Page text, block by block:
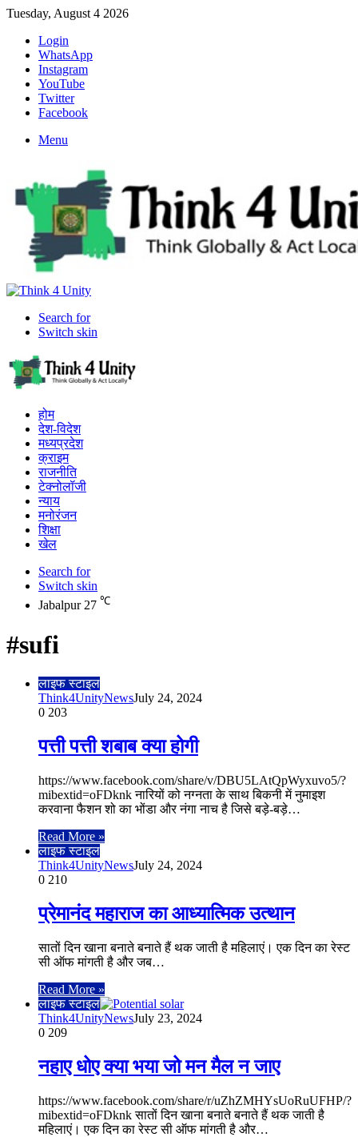
Tuesday, August 4 2026
Login
WhatsApp
Instagram
YouTube
Twitter
Facebook
Menu
Search for
Switch skin
होम
देश-विदेश
मध्यप्रदेश
क्राइम
राजनीति
टेक्नोलॉजी
न्याय
मनोरंजन
शिक्षा
खेल
Search for
Switch skin
Jabalpur 27 ℃
#sufi
लाइफ स्टाइल
Think4UnityNewsJuly 24, 2024
0 203
पत्ती पत्ती शबाब क्या होगी
https://www.facebook.com/share/v/DBU5LAtQpWyxuvo5/?
mibextid=oFDknk नारियों को नग्नता के साथ बिकनी में नुमाइश
करवाना फैशन शो का भोंडा और नंगा नाच है जिसे बड़े-बड़े…
Read More »
लाइफ स्टाइल
Think4UnityNewsJuly 24, 2024
0 210
प्रेमानंद महाराज का आध्यात्मिक उत्थान
सातों दिन खाना बनाते बनाते हैं थक जाती है महिलाएं। एक दिन का रेस्ट
सी ऑफ मांगती है और जब…
Read More »
लाइफ स्टाइल
Think4UnityNewsJuly 23, 2024
0 209
नहाए धोए क्या भया जो मन मैल न जाए
https://www.facebook.com/share/r/uZhZMHYsUoRuUFHP/?
mibextid=oFDknk सातों दिन खाना बनाते बनाते हैं थक जाती है
महिलाएं। एक दिन का रेस्ट सी ऑफ मांगती है और…